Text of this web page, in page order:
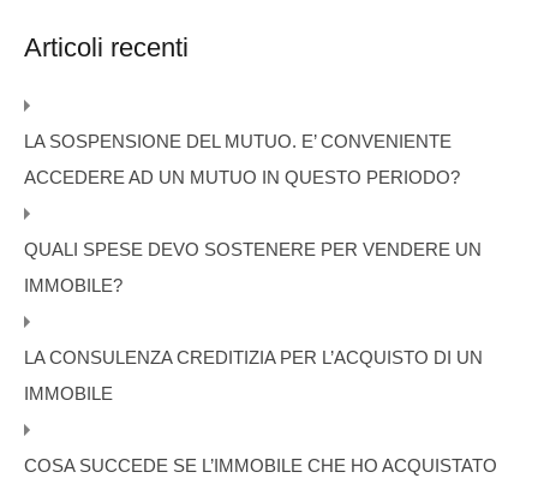
Articoli recenti
LA SOSPENSIONE DEL MUTUO. E’ CONVENIENTE
ACCEDERE AD UN MUTUO IN QUESTO PERIODO?
QUALI SPESE DEVO SOSTENERE PER VENDERE UN
IMMOBILE?
LA CONSULENZA CREDITIZIA PER L’ACQUISTO DI UN
IMMOBILE
COSA SUCCEDE SE L’IMMOBILE CHE HO ACQUISTATO